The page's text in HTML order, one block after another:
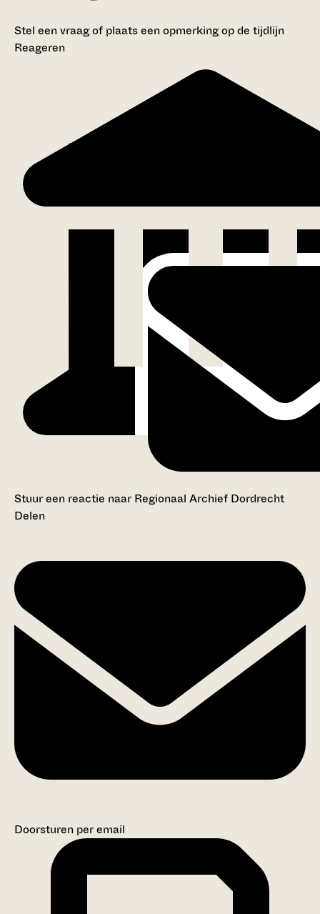
Stel een vraag of plaats een opmerking op de tijdlijn
Reageren
Stuur een reactie naar Regionaal Archief Dordrecht
Delen
Doorsturen per email